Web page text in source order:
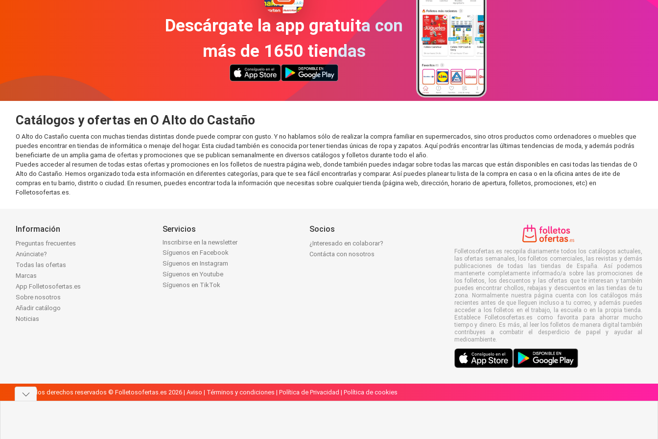
Descárgate la app gratuita con
más de 1650 tiendas
Catálogos y ofertas en O Alto do Castaño
O Alto do Castaño cuenta con muchas tiendas distintas donde puede comprar con gusto. Y no hablamos sólo de realizar la compra familiar en supermercados, sino otros productos como ordenadores o muebles que
puedes encontrar en tiendas de informática o menaje del hogar. Esta ciudad también es conocida por tener tiendas únicas de ropa y zapatos. Aquí podrás encontrar las últimas tendencias de moda, y además podrás
beneficiarte de un amplia gama de ofertas y promociones que se publican semanalmente en diversos catálogos y folletos durante todo el año.
Puedes acceder al resumen de todas estas ofertas y promociones en los folletos de nuestra página web, donde también puedes indagar sobre todas las marcas que están disponibles en casi todas las tiendas de O
Alto do Castaño. Hemos organizado toda esta información en diferentes categorías, para que te sea fácil encontrarlas y comparar. Así puedes planear tu lista de la compra en casa o en la oficina antes de irte de
compras en tu barrio, distrito o ciudad. En resumen, puedes encontrar toda la información que necesitas sobre cualquier tienda (página web, dirección, horario de apertura, folletos, promociones, etc) en
Folletosofertas.es.
Información
Preguntas frecuentes
Anúnciate?
Todas las ofertas
Marcas
App Folletosofertas.es
Sobre nosotros
Añadir catálogo
Noticias
Servicios
Inscribirse en la newsletter
Síguenos en Facebook
Síguenos en Instagram
Síguenos en Youtube
Síguenos en TikTok
Socios
¿Interesado en colaborar?
Contácta con nosotros
Folletosofertas.es recopila diariamente todos los catálogos actuales,
las ofertas semanales, los folletos comerciales, las revistas y demás
publicaciones de todas las tiendas de España. Así podemos
mantenerte completamente informado/a sobre las promociones de
los folletos, los descuentos y las ofertas que te interesan y también
puedes encontrar chollos, rebajas y descuentos en las tiendas de tu
zona. Normalmente nuestra página cuenta con los catálogos más
recientes antes de que lleguen incluso a tu correo, y además puedes
acceder a los folletos en el trabajo, la escuela o en la propia tienda.
Establece Folletosofertas.es como favorita para ahorrar mucho
tiempo y dinero. Es más, al leer los folletos de manera digital también
contribuyes a combatir el desperdicio de papel y ayudar al
medioambiente.
Todos los derechos reservados © Folletosofertas.es 2026 | Aviso | Términos y condiciones | Política de Privacidad | Política de cookies